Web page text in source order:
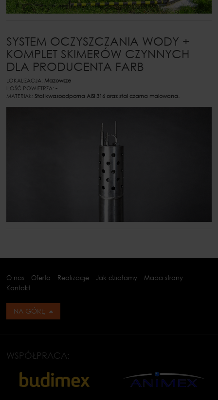
SYSTEM OCZYSZCZANIA WODY +
KOMPLET SKIMERÓW CZYNNYCH
DLA PRODUCENTA FARB
LOKALIZACJA: Mazowsze
ILOŚĆ POWIETRZA:-
MATERIAŁ:Stal kwasoodporna AISI 316 oraz stal czarna malowana.
O nas Oferta Realizacje Jak działamy
Mapa strony
Kontakt
NA GÓRĘ
WSPÓŁPRACA: